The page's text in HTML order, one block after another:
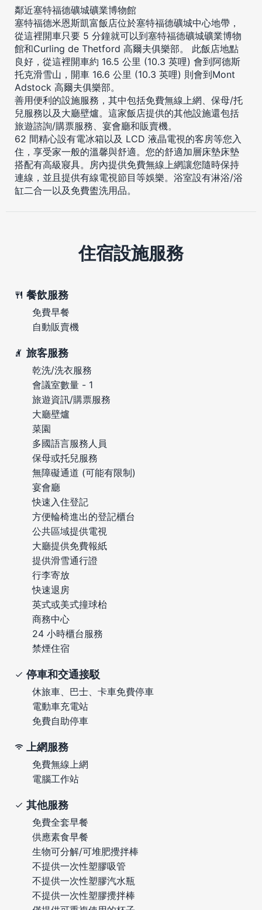
鄰近塞特福德礦城礦業博物館
塞特福德米恩斯凱富飯店位於塞特福德礦城中心地帶，
從這裡開車只要 5 分鐘就可以到塞特福德礦城礦業博物
館和Curling de Thetford 高爾夫俱樂部。 此飯店地點
良好，從這裡開車約 16.5 公里 (10.3 英哩) 會到阿德斯
托克滑雪山，開車 16.6 公里 (10.3 英哩) 則會到Mont
Adstock 高爾夫俱樂部。
善用便利的設施服務，其中包括免費無線上網、保母/托
兒服務以及大廳壁爐。這家飯店提供的其他設施還包括
旅遊諮詢/購票服務、宴會廳和販賣機。
62 間精心設有電冰箱以及 LCD 液晶電視的客房等您入
住，享受家一般的溫馨與舒適。您的舒適加層床墊床墊
搭配有高級寢具。房內提供免費無線上網讓您隨時保持
連線，並且提供有線電視節目等娛樂。浴室設有淋浴/浴
缸二合一以及免費盥洗用品。
住宿設施服務
餐飲服務
免費早餐
自動販賣機
旅客服務
乾洗/洗衣服務
會議室數量 - 1
旅遊資訊/購票服務
大廳壁爐
菜園
多國語言服務人員
保母或托兒服務
無障礙通道 (可能有限制)
宴會廳
快速入住登記
方便輪椅進出的登記櫃台
公共區域提供電視
大廳提供免費報紙
提供滑雪通行證
行李寄放
快速退房
英式或美式撞球枱
商務中心
24 小時櫃台服務
禁煙住宿
停車和交通接駁
休旅車、巴士、卡車免費停車
電動車充電站
免費自助停車
上網服務
免費無線上網
電腦工作站
其他服務
免費全套早餐
供應素食早餐
生物可分解/可堆肥攪拌棒
不提供一次性塑膠吸管
不提供一次性塑膠汽水瓶
不提供一次性塑膠攪拌棒